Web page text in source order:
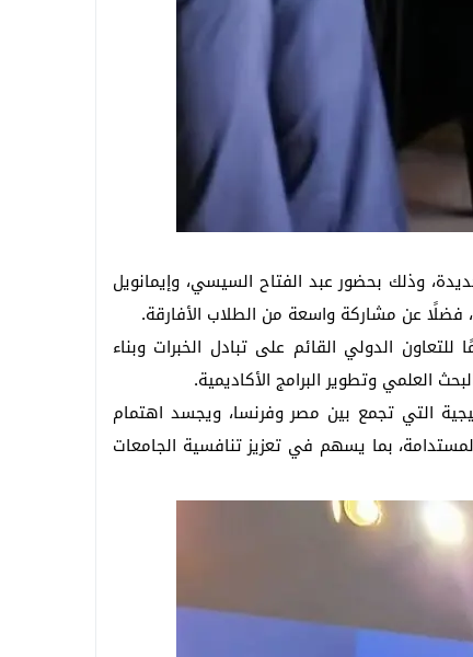
وذلك بحضور عبد الفتاح السيسي، وإيمانويل
فضلًا عن مشاركة واسعة من الطلاب الأفارقة.
الدولي القائم على تبادل الخبرات وبناء
العلمي وتطوير البرامج الأكاديمية.
التي تجمع بين مصر وفرنسا، ويجسد اهتمام
بما يسهم في تعزيز تنافسية الجامعات